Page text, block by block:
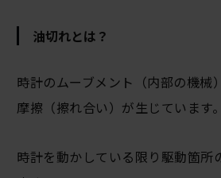
油切れとは？
時計のムーブメント（内部の機械
摩擦（擦れ合い）が生じています。
時計を動かしている限り駆動箇所